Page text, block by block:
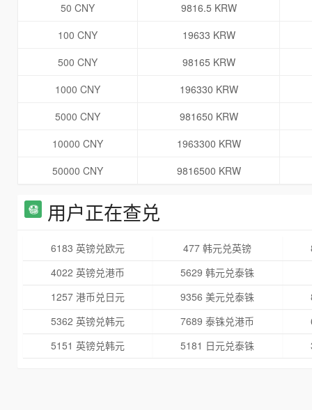
50 CNY
9816.5 KRW
100 CNY
19633 KRW
500 CNY
98165 KRW
1000 CNY
196330 KRW
5000 CNY
981650 KRW
10000 CNY
1963300 KRW
50000 CNY
9816500 KRW
用户正在查兑
6183 英镑兑欧元 477 韩元兑英镑
4022 英镑兑港币
5629 韩元兑泰铢
1257 港币兑日元
9356 美元兑泰铢
5362 英镑兑韩元
7689 泰铢兑港币
5151 英镑兑韩元
5181 日元兑泰铢